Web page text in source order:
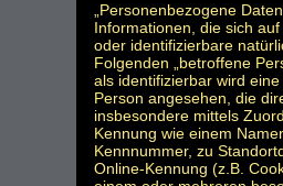
„Personenbezogene
Informationen, die sich
oder identifizierbare
Folgenden „betroffene
als identifizierbar wird
Person angesehen, die
insbesondere mittels
Kennung wie einem
Kennnummer, zu
Online-Kennung (z.B.